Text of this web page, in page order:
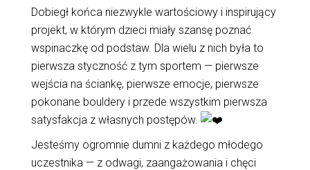
Dobiegł końca niezwykle wartościowy i inspirujący
projekt, w którym dzieci miały szansę poznać
wspinaczkę od podstaw. Dla wielu z nich była to
pierwsza styczność z tym sportem — pierwsze
wejścia na ściankę, pierwsze emocje, pierwsze
pokonane bouldery i przede wszystkim pierwsza
satysfakcja z własnych postępów.
Jesteśmy ogromnie dumni z każdego młodego
uczestnika — z odwagi, zaangażowania i chęci